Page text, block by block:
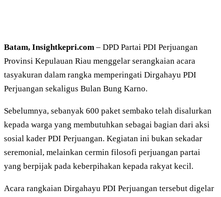
Batam, Insightkepri.com – DPD Partai PDI Perjuangan
Provinsi Kepulauan Riau menggelar serangkaian acara
tasyakuran dalam rangka memperingati Dirgahayu PDI
Perjuangan sekaligus Bulan Bung Karno.
Sebelumnya, sebanyak 600 paket sembako telah disalurkan
kepada warga yang membutuhkan sebagai bagian dari aksi
sosial kader PDI Perjuangan. Kegiatan ini bukan sekadar
seremonial, melainkan cermin filosofi perjuangan partai
yang berpijak pada keberpihakan kepada rakyat kecil.
Acara rangkaian Dirgahayu PDI Perjuangan tersebut digelar